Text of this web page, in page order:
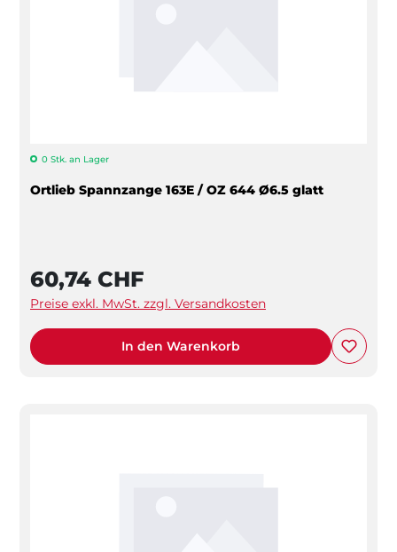
0 Stk. an Lager
Ortlieb Spannzange 163E / OZ 644 Ø6.5 glatt
60,74 CHF
Preise exkl. MwSt. zzgl. Versandkosten
In den Warenkorb